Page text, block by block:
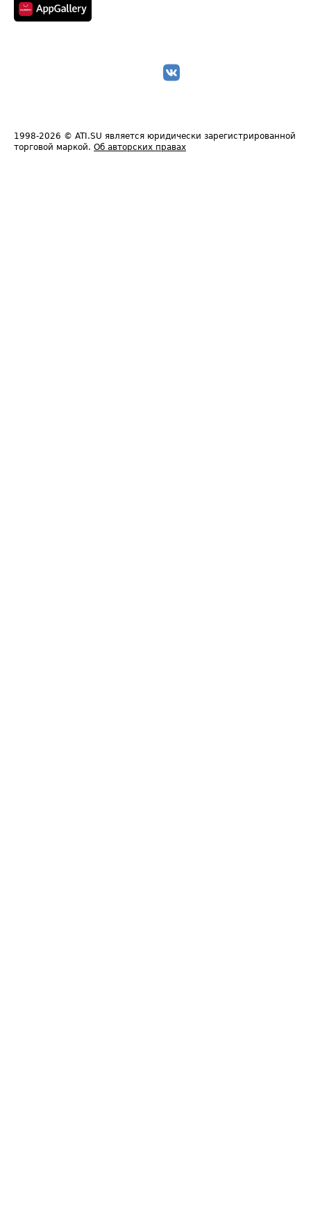
1998-2026 © ATI.SU является юридически зарегистрированной
торговой маркой. Об авторских правах